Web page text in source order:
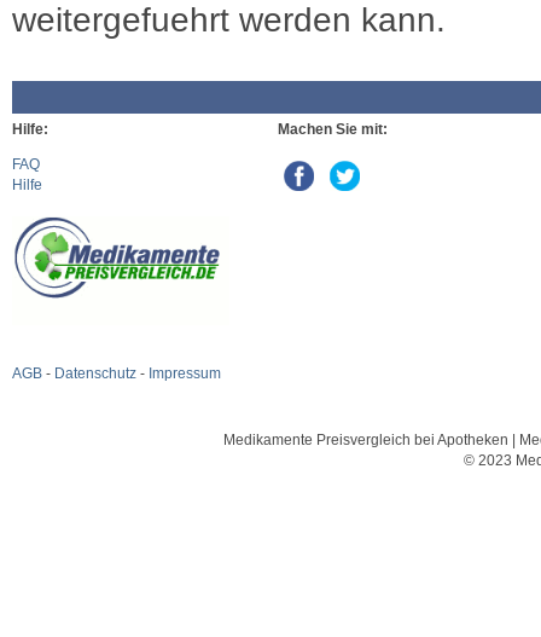
weitergefuehrt werden kann.
Hilfe:
FAQ
Hilfe
AGB - Datenschutz - Impressum
Machen Sie mit:
Medikamente Preisvergleich bei Apotheken |
© 2023